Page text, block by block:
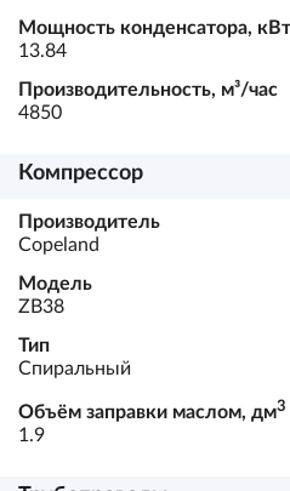
Мощность конденсатора, кВт
13.84
Производительность, м³/час
4850
Компрессор
Производитель
Copeland
Модель
ZB38
Тип
Спиральный
Объём заправки маслом, дм3
1.9